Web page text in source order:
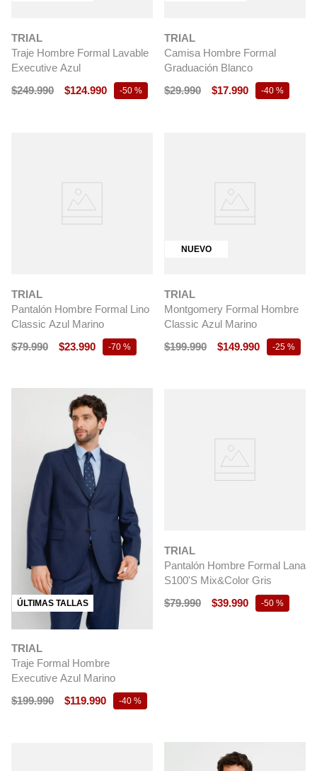
TRIAL
Traje Hombre Formal Lavable
Executive Azul
$249.990 $124.990 -50 %
TRIAL
Camisa Hombre Formal
Graduación Blanco
$29.990 $17.990 -40 %
TRIAL
Pantalón Hombre Formal Lino
Classic Azul Marino
$79.990 $23.990 -70 %
NUEVO
TRIAL
Montgomery Formal Hombre
Classic Azul Marino
$199.990 $149.990 -25 %
ÚLTIMAS TALLAS
TRIAL
Traje Formal Hombre
Executive Azul Marino
$199.990 $119.990 -40 %
TRIAL
Pantalón Hombre Formal Lana
S100'S Mix&Color Gris
$79.990 $39.990 -50 %